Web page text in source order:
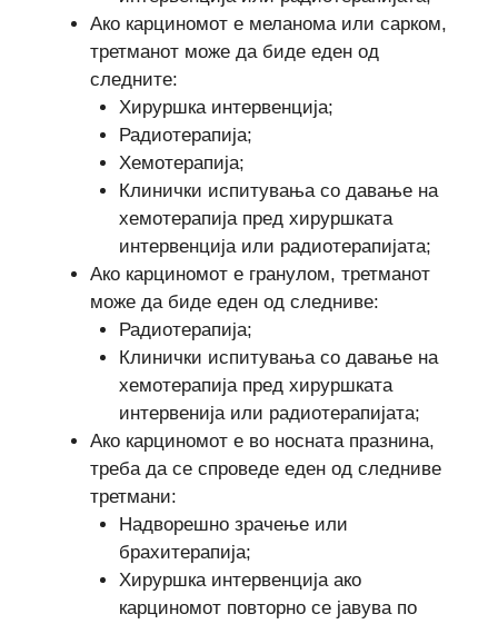
Ако карциномот е меланома или сарком,
третманот може да биде еден од
следните:
Хируршка интервенција;
Радиотерапија;
Хемотерапија;
Клинички испитувања со давање на
хемотерапија пред хируршката
интервенција или радиотерапијата;
Ако карциномот е гранулом, третманот
може да биде еден од следниве:
Радиотерапија;
Клинички испитувања со давање на
хемотерапија пред хируршката
интервенија или радиотерапијата;
Ако карциномот е во носната празнина,
треба да се спроведе еден од следниве
третмани:
Надворешно зрачење или
брахитерапија;
Хируршка интервенција ако
карциномот повторно се јавува по